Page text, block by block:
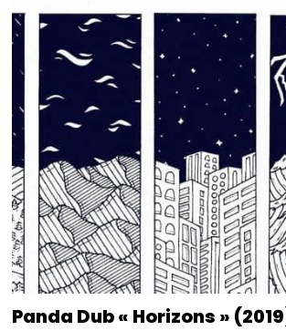
Panda Dub « Horizons »